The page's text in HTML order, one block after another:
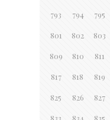
793 794 795
801 802 803
809 810 811
817 818 819
825 826 827
833 834 835